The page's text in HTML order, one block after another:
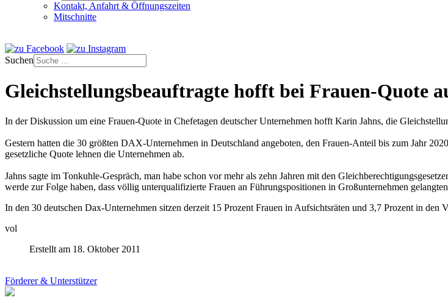
Kontakt, Anfahrt & Öffnungszeiten
Mitschnitte
Suchen
Gleichstellungsbeauftragte hofft bei Frauen-Quote
In der Diskussion um eine Frauen-Quote in Chefetagen deutscher Unternehmen hofft Karin Jahns, die
Gestern hatten die 30 größten DAX-Unternehmen in Deutschland angeboten, den Frauen-Anteil bis zum Jahr
gesetzliche Quote lehnen die Unternehmen ab.
Jahns sagte im Tonkuhle-Gespräch, man habe schon vor mehr als zehn Jahren mit den
werde zur Folge haben, dass völlig unterqualifizierte Frauen an Führungspositionen in Großunternehmen
In den 30 deutschen Dax-Unternehmen sitzen derzeit 15 Prozent Frauen in Aufsichtsräten und 3,7 Prozent in den
vol
Erstellt am 18. Oktober 2011
Förderer & Unterstützer